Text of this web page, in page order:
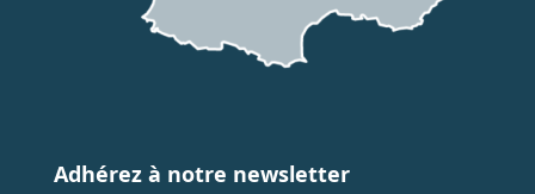
Adhérez à notre newsletter